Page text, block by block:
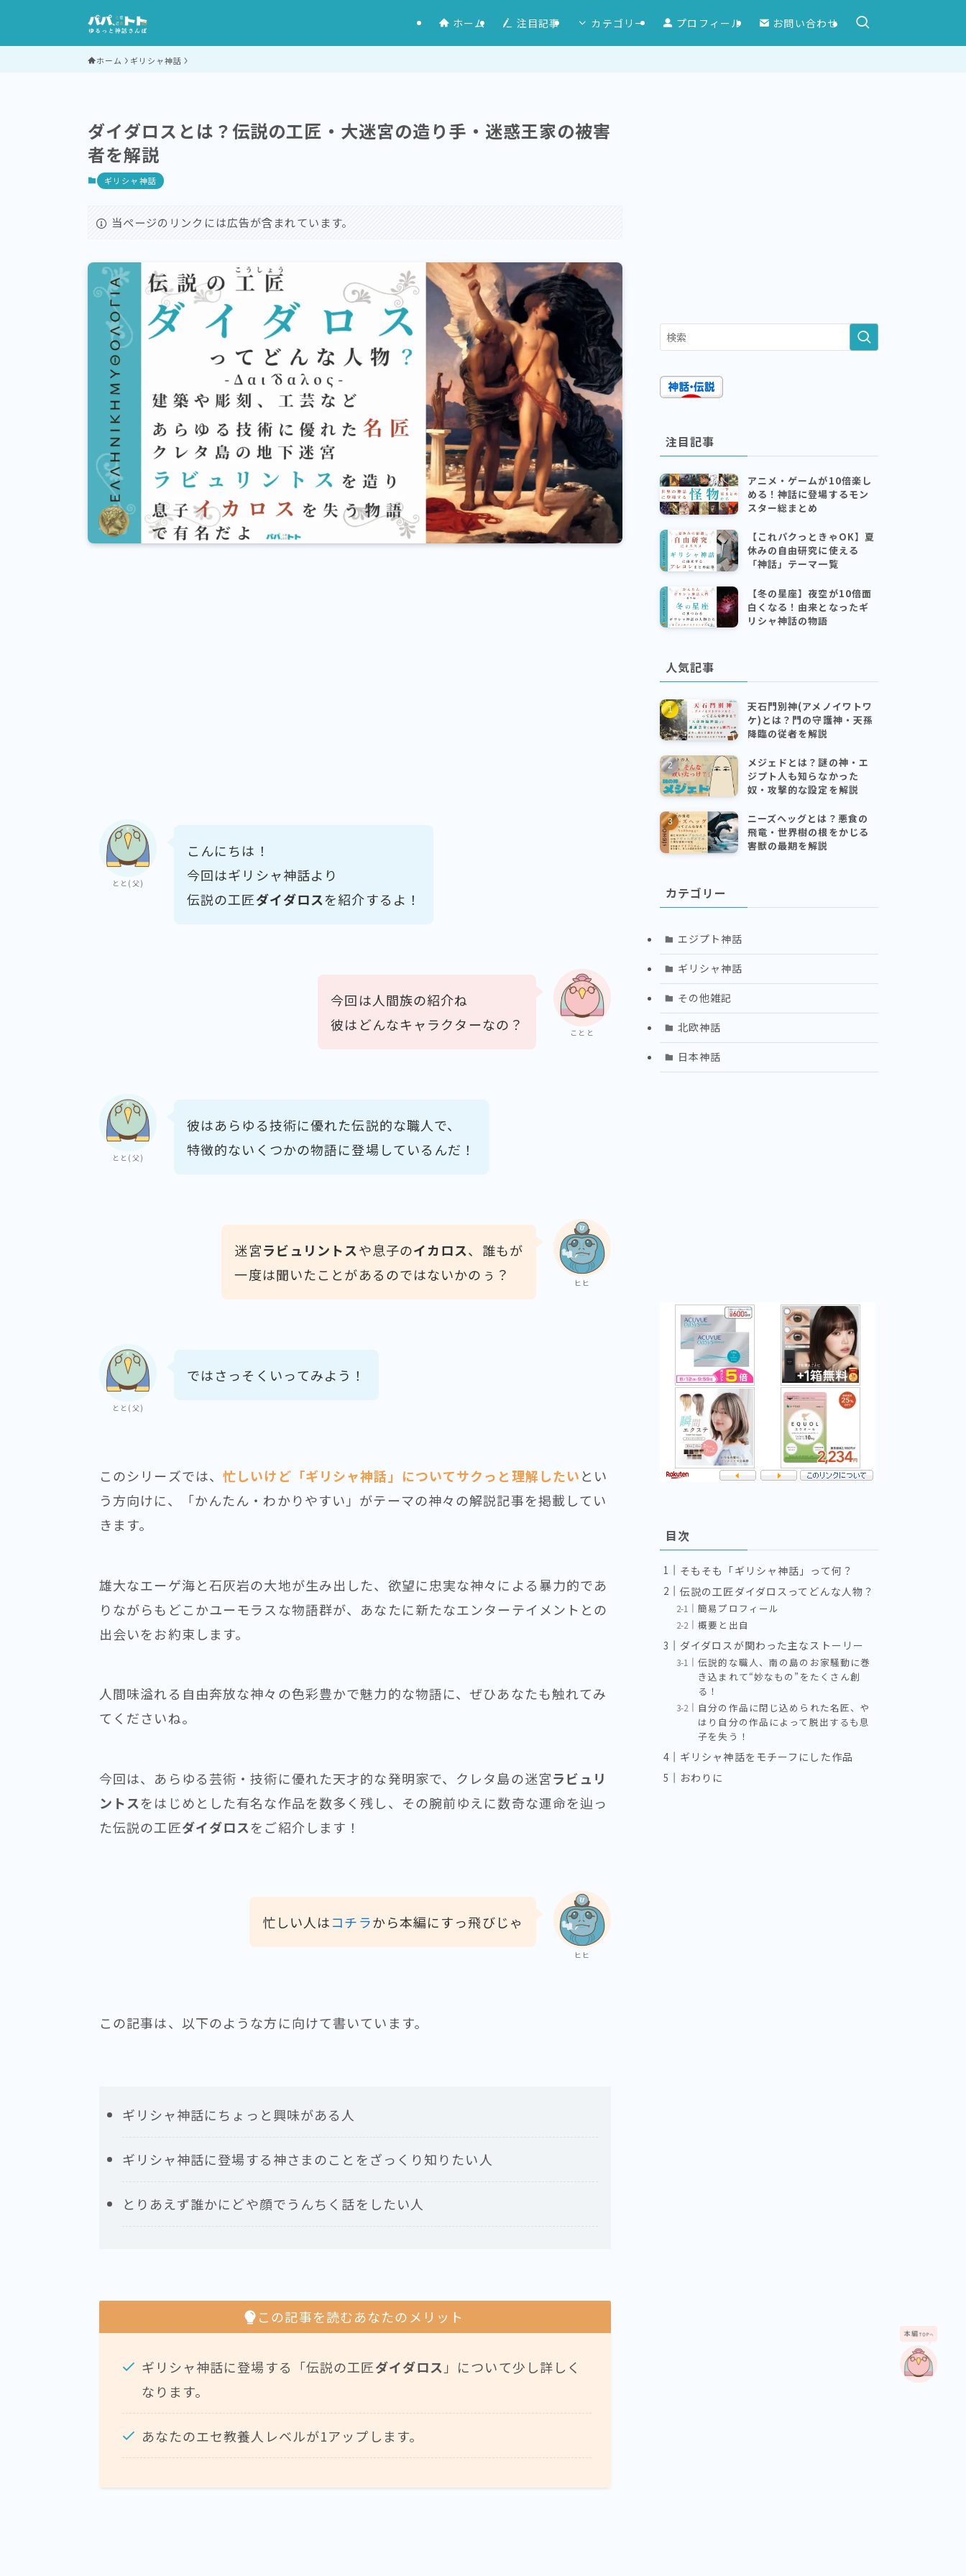
ホーム 注目記事 カテゴリー プロフィール お問い合わせ
ホーム ギリシャ神話
ダイダロスとは？伝説の工匠・大迷宮の造り手・迷惑王家の被害
者を解説
ギリシャ神話
当ページのリンクには広告が含まれています。
とと(父)
こんにちは！
今回はギリシャ神話より
伝説の工匠ダイダロスを紹介するよ！
ことと
今回は人間族の紹介ね
彼はどんなキャラクターなの？
とと(父)
彼はあらゆる技術に優れた伝説的な職人で、
特徴的ないくつかの物語に登場しているんだ！
ヒヒ
迷宮ラビュリントスや息子のイカロス、誰もが
一度は聞いたことがあるのではないかのぅ？
とと(父)
ではさっそくいってみよう！
このシリーズでは、忙しいけど「ギリシャ神話」についてサクっと理解したいとい
う方向けに、「かんたん・わかりやすい」がテーマの神々の解説記事を掲載してい
きます。
雄大なエーゲ海と石灰岩の大地が生み出した、欲望に忠実な神々による暴力的であ
りながらもどこかユーモラスな物語群が、あなたに新たなエンターテイメントとの
出会いをお約束します。
人間味溢れる自由奔放な神々の色彩豊かで魅力的な物語に、ぜひあなたも触れてみ
てくださいね。
今回は、あらゆる芸術・技術に優れた天才的な発明家で、クレタ島の迷宮ラビュリ
ントスをはじめとした有名な作品を数多く残し、その腕前ゆえに数奇な運命を辿っ
た伝説の工匠ダイダロスをご紹介します！
ヒヒ
忙しい人はコチラから本編にすっ飛びじゃ
この記事は、以下のような方に向けて書いています。
ギリシャ神話にちょっと興味がある人
ギリシャ神話に登場する神さまのことをざっくり知りたい人
とりあえず誰かにどや顔でうんちく話をしたい人
この記事を読むあなたのメリット
ギリシャ神話に登場する「伝説の工匠ダイダロス 」について少し詳しく
なります。
あなたのエセ教養人レベルが1アップします。
注目記事
アニメ・ゲームが10倍楽し
める！神話に登場するモン
スター総まとめ
【これパクっときゃOK】夏
休みの自由研究に使える
「神話」テーマ一覧
【冬の星座】夜空が10倍面
白くなる！由来となったギ
リシャ神話の物語
人気記事
天石門別神(アメノイワトワ
ケ)とは？門の守護神・天孫
降臨の従者を解説
メジェドとは？謎の神・エ
ジプト人も知らなかった
奴・攻撃的な設定を解説
ニーズヘッグとは？悪食の
飛竜・世界樹の根をかじる
害獣の最期を解説
カテゴリー
エジプト神話
ギリシャ神話
その他雑記
北欧神話
日本神話
目次
そもそも「ギリシャ神話」って何？
伝説の工匠ダイダロスってどんな人物？
簡易プロフィール
概要と出自
ダイダロスが関わった主なストーリー
伝説的な職人、南の島のお家騒動に巻
き込まれて“妙なもの”をたくさん創
る！
自分の作品に閉じ込められた名匠、や
はり自分の作品によって脱出するも息
子を失う！
ギリシャ神話をモチーフにした作品
おわりに